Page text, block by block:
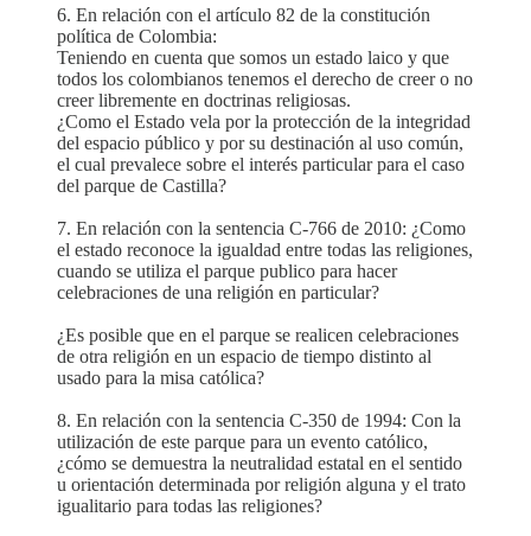
6. En relación con el artículo 82 de la constitución
política de Colombia:
Teniendo en cuenta que somos un estado laico y que
todos los colombianos tenemos el derecho de creer o no
creer libremente en doctrinas religiosas.
¿Como el Estado vela por la protección de la integridad
del espacio público y por su destinación al uso común,
el cual prevalece sobre el interés particular para el caso
del parque de Castilla?
7. En relación con la sentencia C-766 de 2010: ¿Como
el estado reconoce la igualdad entre todas las religiones,
cuando se utiliza el parque publico para hacer
celebraciones de una religión en particular?
¿Es posible que en el parque se realicen celebraciones
de otra religión en un espacio de tiempo distinto al
usado para la misa católica?
8. En relación con la sentencia C-350 de 1994: Con la
utilización de este parque para un evento católico,
¿cómo se demuestra la neutralidad estatal en el sentido
u orientación determinada por religión alguna y el trato
igualitario para todas las religiones?